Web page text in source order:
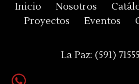
Inicio Nosotros
Proyectos
Eventos
La Paz: (591)